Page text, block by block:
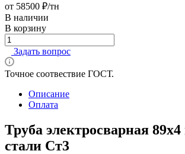
от 58500 ₽/тн
В наличии
В корзину
Задать вопрос
Точное соотвествие ГОСТ.
Описание
Оплата
Труба электросварная
стали Ст3